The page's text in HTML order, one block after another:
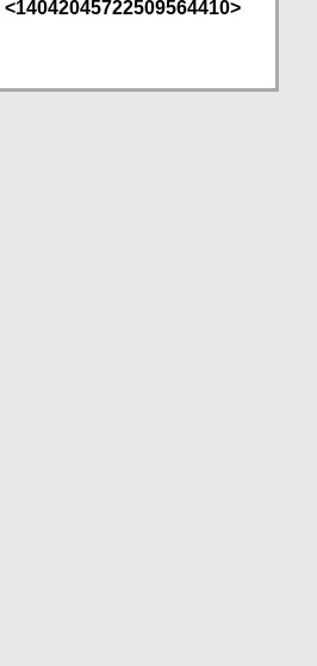
<14042045722509564410>